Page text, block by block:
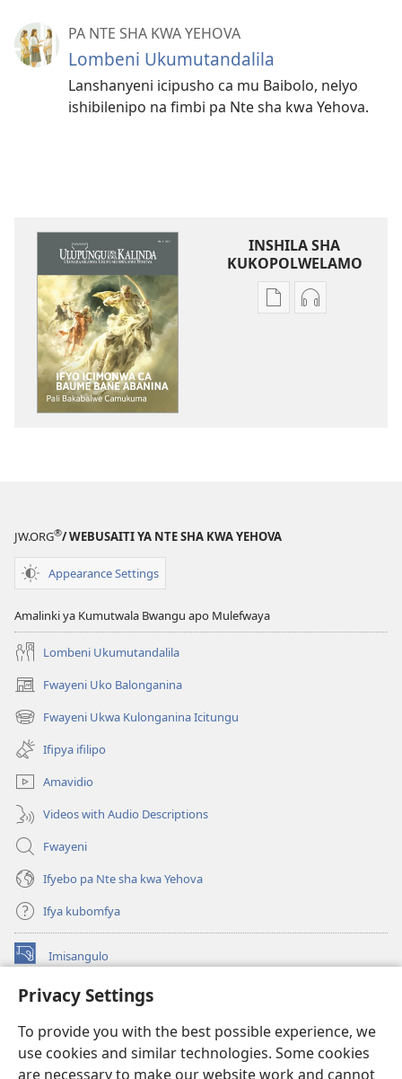
Privacy Settings
To provide you with the best possible experience, we
use cookies and similar technologies. Some cookies
are necessary to make our website work and cannot
PA NTE SHA KWA YEHOVA
Lombeni Ukumutandalila
Lanshanyeni icipusho ca mu Baibolo, nelyo
ishibilenipo na fimbi pa Nte sha kwa Yehova.
INSHILA SHA
KUKOPOLWELAMO
Inshila
Ifyo
Bane
Inshila
Abanina
JW.ORG®/ WEBUSAITI YA NTE SHA KWA YEHOVA
Appearance Settings
Amalinki ya Kumutwala Bwangu apo Mulefwaya
Lombeni Ukumutandalila
Fwayeni Uko Balonganina
(yalaisula
na
imbi)
Fwayeni Ukwa Kulonganina Icitungu
(yalaisula
na
imbi)
Ifipya ifilipo
Amavidio
Videos with Audio Descriptions
Fwayeni
Ifyebo pa Nte sha kwa Yehova
Ifya kubomfya
Imisangulo
(yalaisula
imbi) Watchtower LAIBRARE YA PA INTANETI™
na
imbi) JW Hub ®
(yalaisula
na